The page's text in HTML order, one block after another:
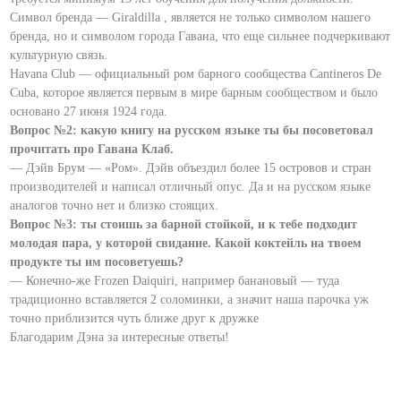
Символ бренда — Giraldilla , является не только символом нашего
бренда, но и символом города Гавана, что еще сильнее подчеркивают
культурную связь.
Havana Club — официальный ром барного сообщества Cantineros De
Cuba, которое является первым в мире барным сообществом и было
основано 27 июня 1924 года.
Вопрос №2: какую книгу на русском языке ты бы посоветовал
прочитать про Гавана Клаб.
— Дэйв Брум — «Ром». Дэйв объездил более 15 островов и стран
производителей и написал отличный опус. Да и на русском языке
аналогов точно нет и близко стоящих.
Вопрос №3: ты стоишь за барной стойкой, и к тебе подходит
молодая пара, у которой свидание. Какой коктейль на твоем
продукте ты им посоветуешь?
— Конечно-же Frozen Daiquiri, например банановый — туда
традиционно вставляется 2 соломинки, а значит наша парочка уж
точно приблизится чуть ближе друг к дружке
Благодарим Дэна за интересные ответы!